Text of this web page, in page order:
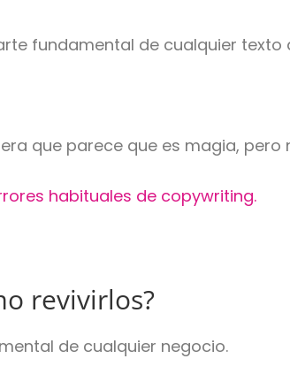
fundamental de cualquier texto
que parece que es magia, pero
habituales de copywriting.
revivirlos?
de cualquier negocio.